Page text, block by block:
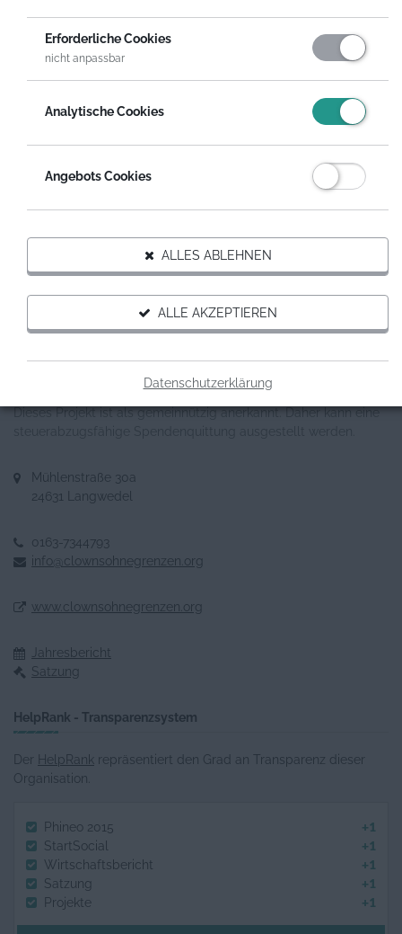
Organisation
Ansprechpartner
Clowns ohne Grenzen Deutschland e.V.
Dieses Projekt ist als gemeinnützig anerkannt. Daher kann eine
Mühlenstraße 30a
24631 Langwedel
0163-7344793
info@clownsohnegrenzen.org
www.clownsohnegrenzen.org
Jahresbericht
Satzung
HelpRank - Transparenzsystem
Der HelpRank repräsentiert den Grad an Transparenz dieser
Organisation.
Phineo 2015 +1
StartSocial +1
Wirtschaftsbericht +1
Satzung +1
Projekte +1
Erforderliche Cookies
nicht anpassbar
Analytische Cookies
Angebots Cookies
ALLES ABLEHNEN
ALLE AKZEPTIEREN
Datenschutzerklärung